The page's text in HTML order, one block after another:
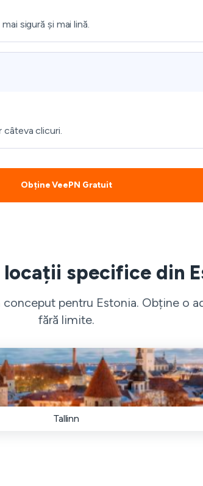
sigură și mai lină.
câteva clicuri.
Obține VeePN Gratuit
specifice din
pentru Estonia. Obține o
fără limite.
Tallinn